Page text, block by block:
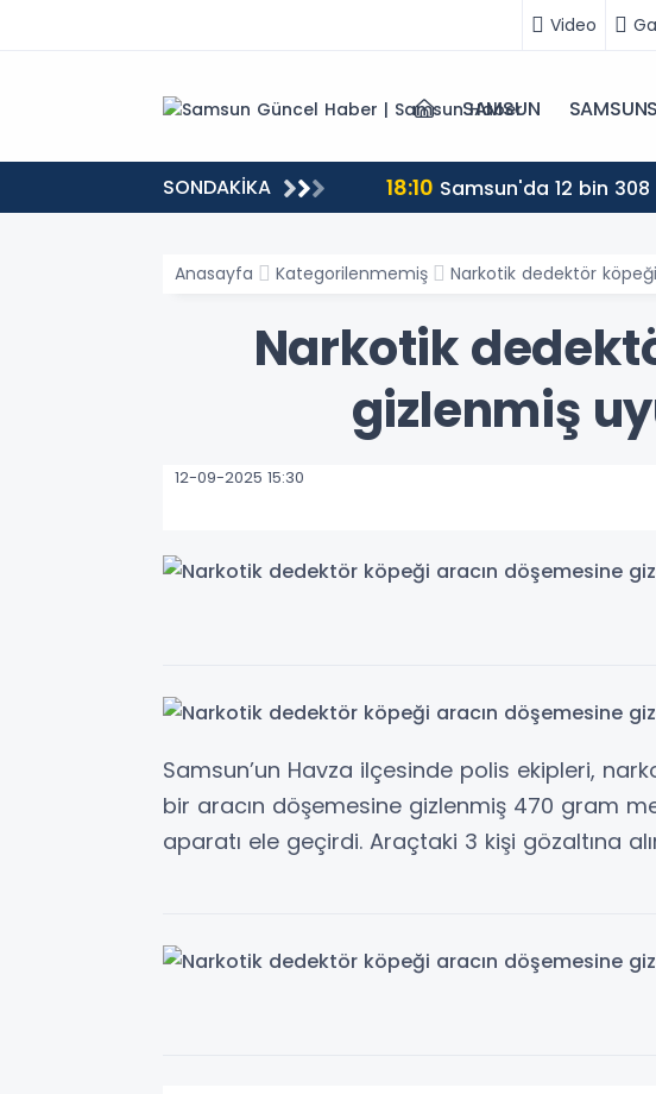
Video
SAMSUN
SONDAKİKA 18:10 Samsun'da 12 bin
Anasayfa Kategorilenmemiş Narkotik dedektör
Narkotik
gizlenmiş
12-09-2025 15:30
Samsun’un Havza ilçesinde polis ekipleri,
bir aracın döşemesine gizlenmiş 470 gram
aparatı ele geçirdi. Araçtaki 3 kişi gözaltına